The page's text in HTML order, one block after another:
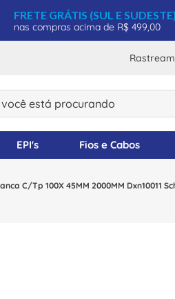
FRETE GRÁTIS (SUL E SUDESTE)
nas compras acima de R$ 499,00
está procurando
EPI's Fios e Cabos
C/Tp 100X 45MM 2000MM Dxn10011